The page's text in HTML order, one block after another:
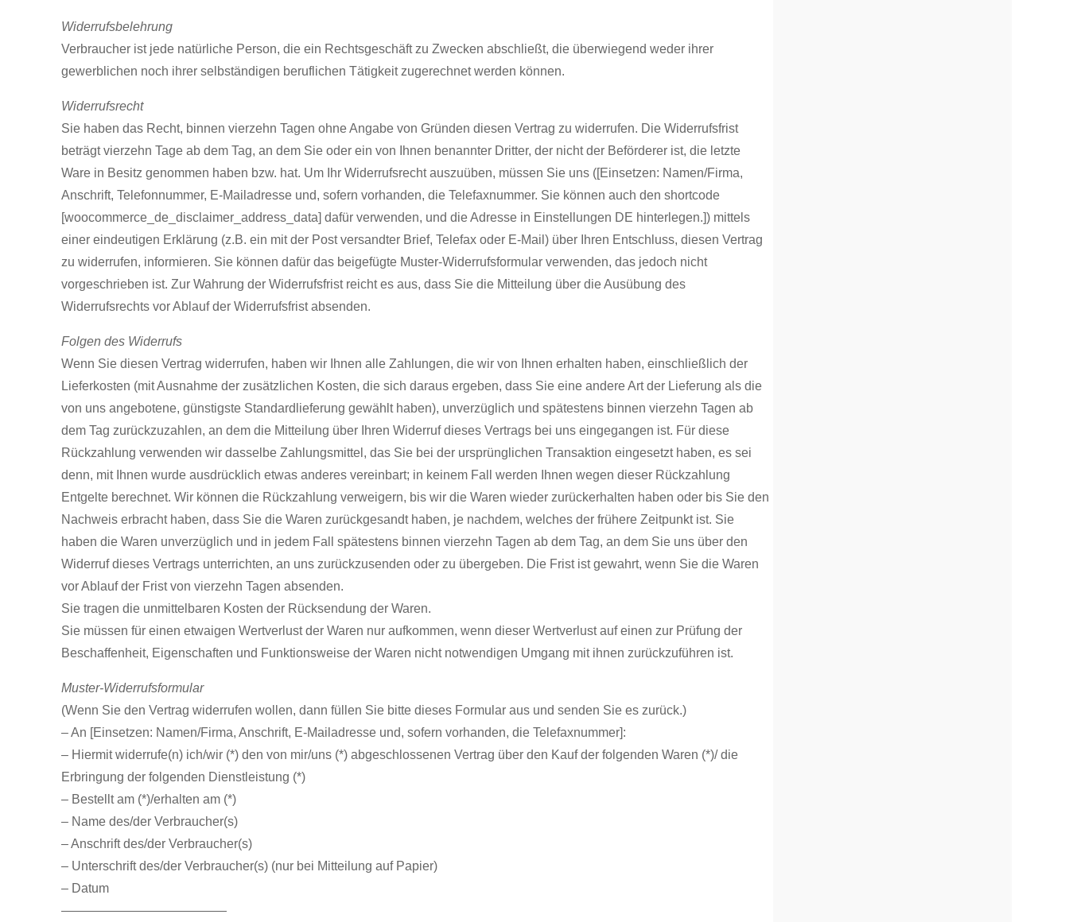
Widerrufsbelehrung
Verbraucher ist jede natürliche Person, die ein Rechtsgeschäft zu Zwecken abschließt, die überwiegend weder ihrer
gewerblichen noch ihrer selbständigen beruflichen Tätigkeit zugerechnet werden können.
Widerrufsrecht
Sie haben das Recht, binnen vierzehn Tagen ohne Angabe von Gründen diesen Vertrag zu widerrufen. Die Widerrufsfrist
beträgt vierzehn Tage ab dem Tag, an dem Sie oder ein von Ihnen benannter Dritter, der nicht der Beförderer ist, die letzte
Ware in Besitz genommen haben bzw. hat. Um Ihr Widerrufsrecht auszuüben, müssen Sie uns ([Einsetzen: Namen/Firma,
Anschrift, Telefonnummer, E-Mailadresse und, sofern vorhanden, die Telefaxnummer. Sie können auch den shortcode
[woocommerce_de_disclaimer_address_data] dafür verwenden, und die Adresse in Einstellungen DE hinterlegen.]) mittels
einer eindeutigen Erklärung (z.B. ein mit der Post versandter Brief, Telefax oder E-Mail) über Ihren Entschluss, diesen Vertrag
zu widerrufen, informieren. Sie können dafür das beigefügte Muster-Widerrufsformular verwenden, das jedoch nicht
vorgeschrieben ist. Zur Wahrung der Widerrufsfrist reicht es aus, dass Sie die Mitteilung über die Ausübung des
Widerrufsrechts vor Ablauf der Widerrufsfrist absenden.
Folgen des Widerrufs
Wenn Sie diesen Vertrag widerrufen, haben wir Ihnen alle Zahlungen, die wir von Ihnen erhalten haben, einschließlich der
Lieferkosten (mit Ausnahme der zusätzlichen Kosten, die sich daraus ergeben, dass Sie eine andere Art der Lieferung als die
von uns angebotene, günstigste Standardlieferung gewählt haben), unverzüglich und spätestens binnen vierzehn Tagen ab
dem Tag zurückzuzahlen, an dem die Mitteilung über Ihren Widerruf dieses Vertrags bei uns eingegangen ist. Für diese
Rückzahlung verwenden wir dasselbe Zahlungsmittel, das Sie bei der ursprünglichen Transaktion eingesetzt haben, es sei
denn, mit Ihnen wurde ausdrücklich etwas anderes vereinbart; in keinem Fall werden Ihnen wegen dieser Rückzahlung
Entgelte berechnet. Wir können die Rückzahlung verweigern, bis wir die Waren wieder zurückerhalten haben oder bis Sie den
Nachweis erbracht haben, dass Sie die Waren zurückgesandt haben, je nachdem, welches der frühere Zeitpunkt ist. Sie
haben die Waren unverzüglich und in jedem Fall spätestens binnen vierzehn Tagen ab dem Tag, an dem Sie uns über den
Widerruf dieses Vertrags unterrichten, an uns zurückzusenden oder zu übergeben. Die Frist ist gewahrt, wenn Sie die Waren
vor Ablauf der Frist von vierzehn Tagen absenden.
Sie tragen die unmittelbaren Kosten der Rücksendung der Waren.
Sie müssen für einen etwaigen Wertverlust der Waren nur aufkommen, wenn dieser Wertverlust auf einen zur Prüfung der
Beschaffenheit, Eigenschaften und Funktionsweise der Waren nicht notwendigen Umgang mit ihnen zurückzuführen ist.
Muster-Widerrufsformular
(Wenn Sie den Vertrag widerrufen wollen, dann füllen Sie bitte dieses Formular aus und senden Sie es zurück.)
– An [Einsetzen: Namen/Firma, Anschrift, E-Mailadresse und, sofern vorhanden, die Telefaxnummer]:
– Hiermit widerrufe(n) ich/wir (*) den von mir/uns (*) abgeschlossenen Vertrag über den Kauf der folgenden Waren (*)/ die
Erbringung der folgenden Dienstleistung (*)
– Bestellt am (*)/erhalten am (*)
– Name des/der Verbraucher(s)
– Anschrift des/der Verbraucher(s)
– Unterschrift des/der Verbraucher(s) (nur bei Mitteilung auf Papier)
– Datum
—————————————